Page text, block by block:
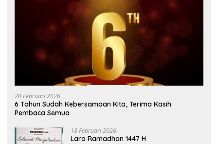
20 Februari 2026
6 Tahun Sudah Kebersamaan Kita; Terima Kasih
Pembaca Semua
18 Februari 2026
Lara Ramadhan 1447 H